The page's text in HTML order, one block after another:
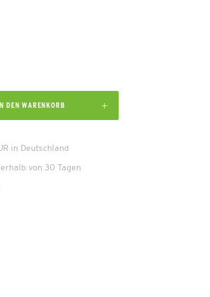
DEN WARENKORB
in Deutschland
von 30 Tagen